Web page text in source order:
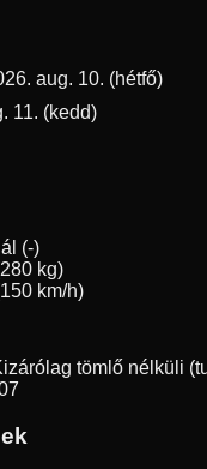
aug. 10. (hétfő)
11. (kedd)
(-)
kg)
km/h)
tömlő nélküli